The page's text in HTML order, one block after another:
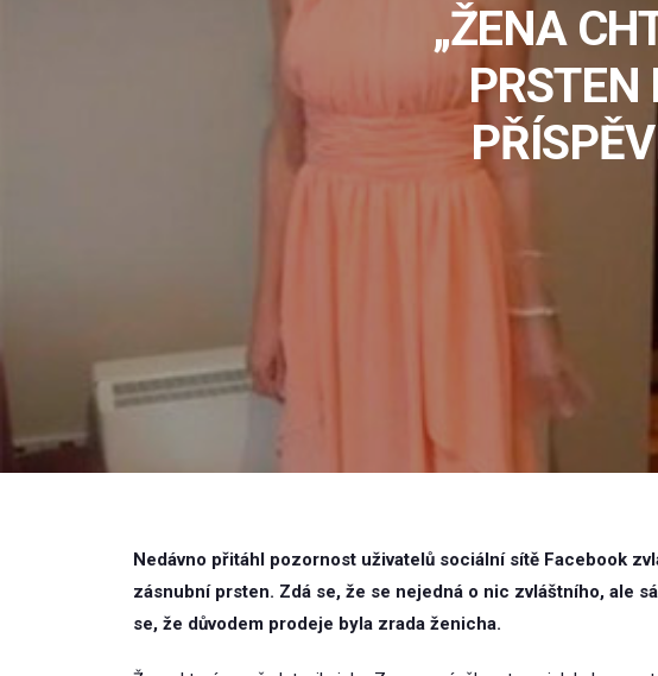
„ŽENA
PRSTEN
Nedávno přitáhl pozornost uživatelů sociální sítě Facebook
zásnubní prsten. Zdá se, že se nejedná o nic zvláštního, ale
se, že důvodem prodeje byla zrada ženicha.